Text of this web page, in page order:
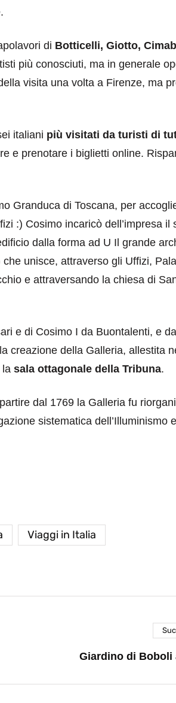
di Botticelli, Giotto,
più conosciuti, ma in generale
visita una volta a Firenze, ma
italiani più visitati da turisti di
e prenotare i biglietti online.
Granduca di Toscana, per
:) Cosimo incaricò dell’impresa il
dalla forma ad U Il grande
che unisce, attraverso gli Uffizi,
e attraversando la chiesa di
e di Cosimo I da Buontalenti, e
creazione della Galleria, allestita
sala ottagonale della Tribuna.
dal 1769 la Galleria fu
sistematica dell’Illuminismo
Viaggi in ItaliaRimini e
Giardino di Boboli